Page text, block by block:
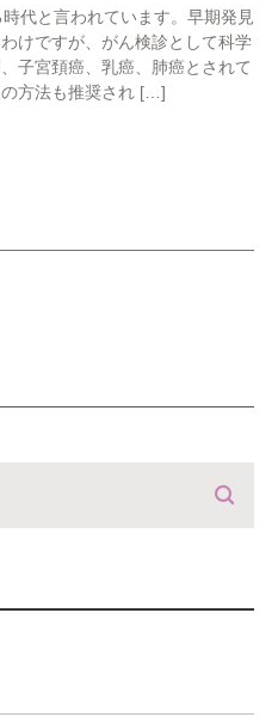
代と言われています。早期発見
けですが、がん検診として科学
子宮頚癌、乳癌、肺癌とされて
方法も推奨され […]